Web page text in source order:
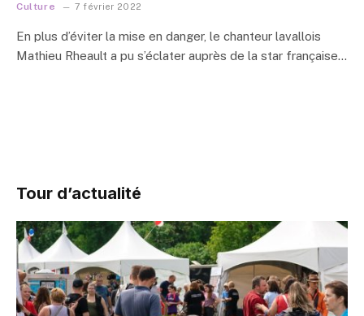
Culture 7 février 2022
En plus d’éviter la mise en danger, le chanteur lavallois
Mathieu Rheault a pu s’éclater auprès de la star française…
Tour d’actualité